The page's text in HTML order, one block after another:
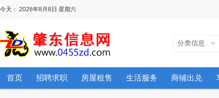
今天： 2026年8月8日 星期六
分类信息
首页 招聘求职 房屋租售 生活服务 商铺出兑